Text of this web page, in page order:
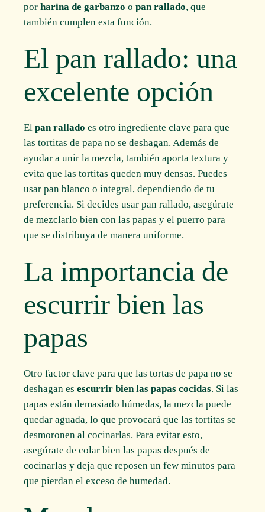
porharina de garbanzo opan rallado, que
también cumplen esta función.
El pan rallado: una
excelente opción
Elpan rallado es otro ingrediente clave para que
las tortitas de papa no se deshagan. Además de
ayudar a unir la mezcla, también aporta textura y
evita que las tortitas queden muy densas. Puedes
usar pan blanco o integral, dependiendo de tu
preferencia. Si decides usar pan rallado, asegúrate
de mezclarlo bien con las papas y el puerro para
que se distribuya de manera uniforme.
La importancia de
escurrir bien las
papas
Otro factor clave para que las tortas de papa no se
deshagan esescurrir bien las papas cocidas. Si las
papas están demasiado húmedas, la mezcla puede
quedar aguada, lo que provocará que las tortitas se
desmoronen al cocinarlas. Para evitar esto,
asegúrate de colar bien las papas después de
cocinarlas y deja que reposen un few minutos para
que pierdan el exceso de humedad.